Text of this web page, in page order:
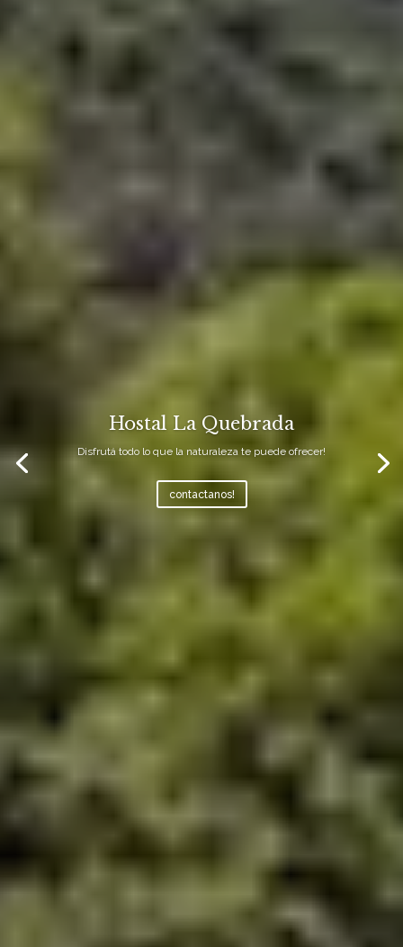
Hostal La Quebrada
Disfrutá todo lo que la naturaleza te puede ofrecer!
contactanos!